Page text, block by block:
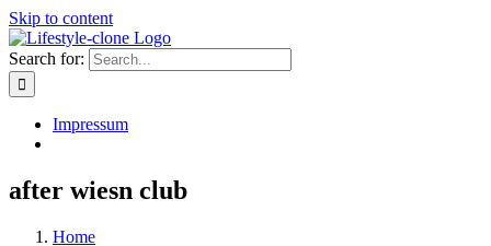
Skip to content
Search for:
Impressum
after wiesn club
Home